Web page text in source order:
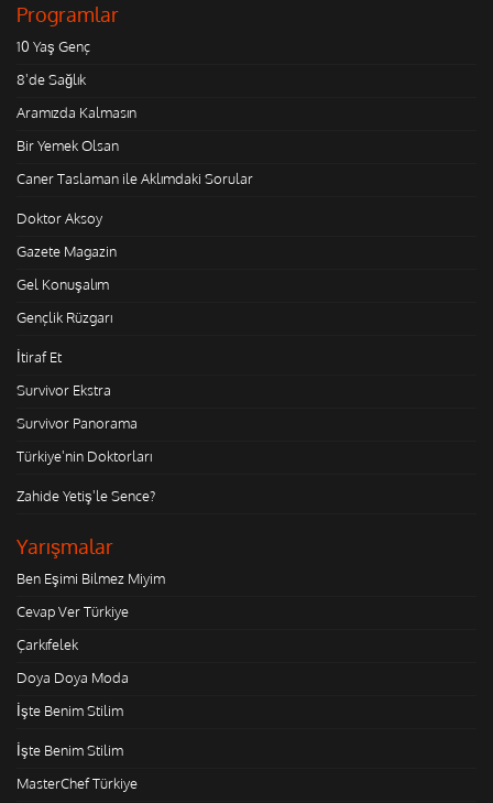
Programlar
10 Yaş Genç
8'de Sağlık
Aramızda Kalmasın
Bir Yemek Olsan
Caner Taslaman ile Aklımdaki Sorular
Doktor Aksoy
Gazete Magazin
Gel Konuşalım
Gençlik Rüzgarı
İtiraf Et
Survivor Ekstra
Survivor Panorama
Türkiye'nin Doktorları
Zahide Yetiş'le Sence?
Yarışmalar
Ben Eşimi Bilmez Miyim
Cevap Ver Türkiye
Çarkıfelek
Doya Doya Moda
İşte Benim Stilim
İşte Benim Stilim
MasterChef Türkiye